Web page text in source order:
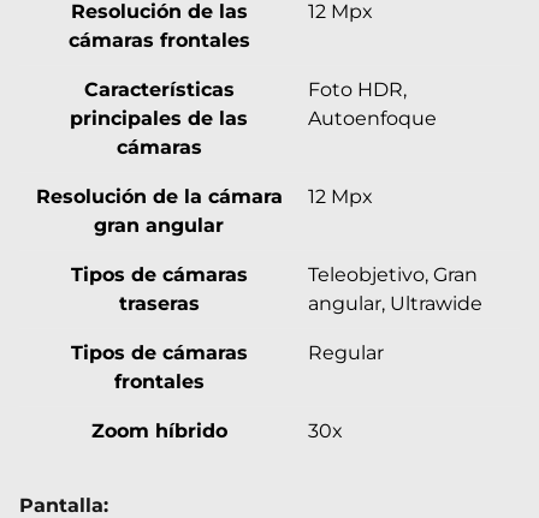
Resolución de las
cámaras frontales
12 Mpx
Características
principales de las
cámaras
Foto HDR,
Autoenfoque
Resolución de la cámara
gran angular
12 Mpx
Tipos de cámaras
traseras
Teleobjetivo, Gran
angular, Ultrawide
Tipos de cámaras
frontales
Regular
Zoom híbrido 30x
Pantalla: